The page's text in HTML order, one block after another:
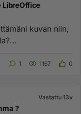
LibreOffice
kuvan niin,
1 1167 0
Vastattu 13v
?